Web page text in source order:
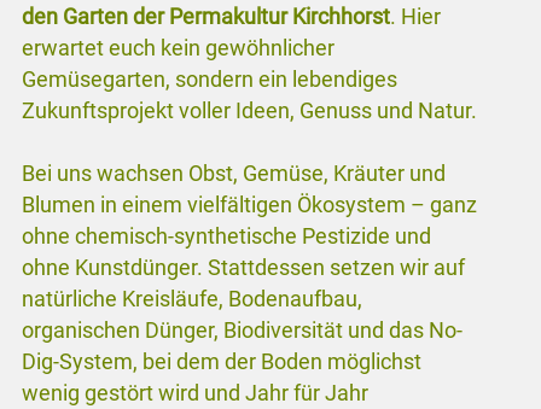
den Garten der Permakultur Kirchhorst. Hier
erwartet euch kein gewöhnlicher
Gemüsegarten, sondern ein lebendiges
Zukunftsprojekt voller Ideen, Genuss und Natur.
Bei uns wachsen Obst, Gemüse, Kräuter und
Blumen in einem vielfältigen Ökosystem – ganz
ohne chemisch-synthetische Pestizide und
ohne Kunstdünger. Stattdessen setzen wir auf
natürliche Kreisläufe, Bodenaufbau,
organischen Dünger, Biodiversität und das No-
Dig-System, bei dem der Boden möglichst
wenig gestört wird und Jahr für Jahr